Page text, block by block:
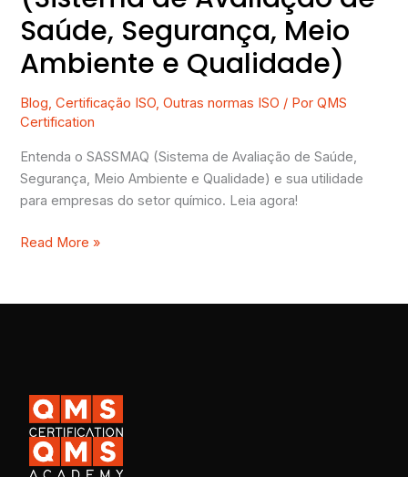
Saúde, Segurança, Meio
Ambiente e Qualidade)
Blog,Certificação ISO,Outras normas ISO / PorQMS
Certification
Entenda o SASSMAQ (Sistema de Avaliação de Saúde,
Segurança, Meio Ambiente e Qualidade) e sua utilidade
para empresas do setor químico. Leia agora!
Read More »